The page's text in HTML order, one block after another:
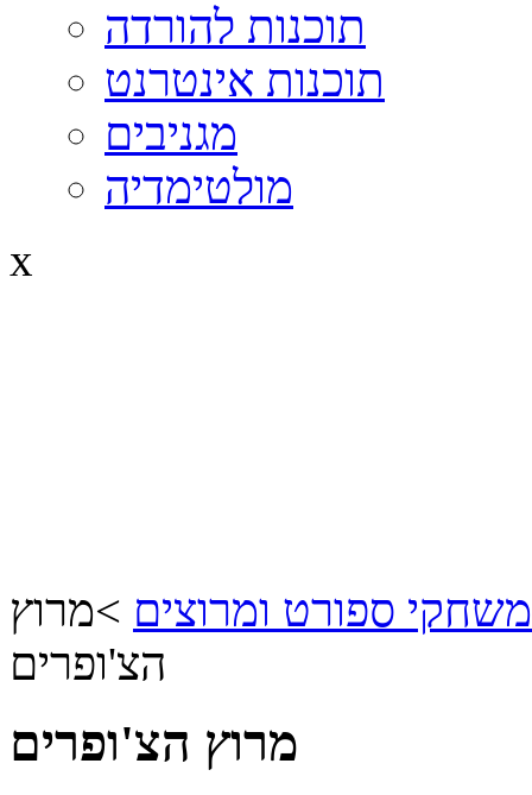
תוכנות להורדה
תוכנות אינטרנט
מגניבים
מולטימדיה
x
משחקי ספורט ומרוצים >מרוץ
הצ'ופרים
מרוץ הצ'ופרים